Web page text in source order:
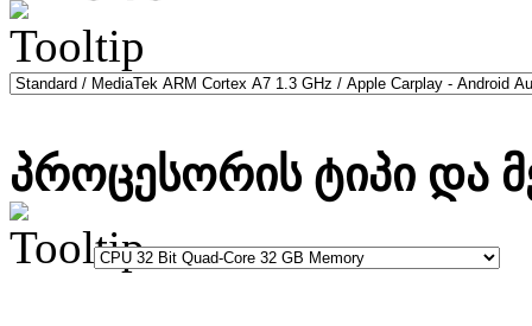
პროცესორის ტიპი და